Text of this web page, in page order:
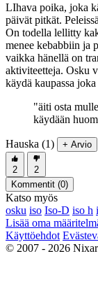
LIhava poika, joka
päivät pitkät.
On todella lellitty
menee kebabbiin ja
vaikka hänellä on
aktiviteetteja. Osku
käydä kaupassa
"äiti osta
käydään
Hauska (1) + Arvio
2
2
Kommentit (0)
Katso myös
osku iso Iso-D iso h
Lisää oma
Käyttöehdot
© 2007 - 2026